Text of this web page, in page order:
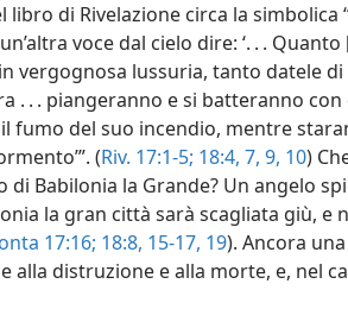
di Rivelazione circa la simbolica
voce dal cielo dire: ‘. . .
vergognosa lussuria, tanto datele
. . . piangeranno e si batteranno
fumo del suo incendio, mentre
(Riv. 17:1-5; 18:4, 7, 9, 10)
Babilonia la Grande? Un angelo
la gran città sarà scagliata giù, e
17:16; 18:8, 15-17, 19). Ancora
distruzione e alla morte, e, nel